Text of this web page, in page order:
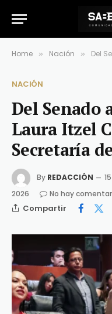
Home » Nación » Del
NACIÓN
Del Senado
Laura Itzel
Secretaría
By REDACCIÓN
2026
No hay
Compartir